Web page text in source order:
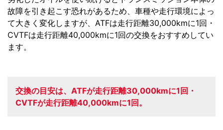
故障を引き起こす恐れがあるため、車種や走行環境によっ
て大きく変化しますが、ATFは走行距離30,000kmに1回・
CVTFは走行距離40,000kmに1回の交換をおすすめしてい
ます。
交換の目安は、ATFが走行距離30,000kmに1回・
CVTFが走行距離40,000kmに1回。